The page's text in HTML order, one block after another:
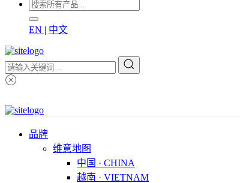
EN | 中文
品牌
维意地图
中国 · CHINA
越南 · VIETNAM